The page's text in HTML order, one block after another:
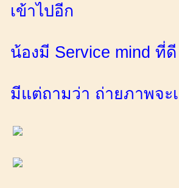
เข้าไปอีก
น้องมี Service mind ที่
มีแต่ถามว่า ถ่ายภาพจะ